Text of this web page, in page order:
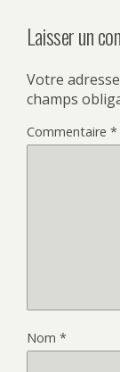
Laisser un
Votre
champs
Commentaire *
Nom *